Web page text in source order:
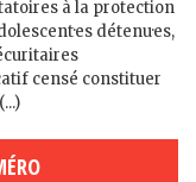
à la protection
détenu·es,
censé constituer